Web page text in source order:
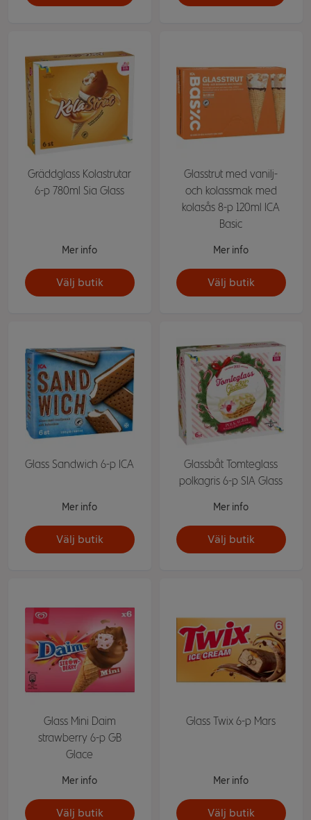
Gräddglass Kolastrutar
6-p 780ml Sia Glass
Mer info
Välj butik
Glasstrut med vanilj-
och kolassmak med
kolasås 8-p 120ml ICA
Basic
Mer info
Välj butik
Glass Sandwich 6-p ICA
Mer info
Välj butik
Glassbåt Tomteglass
polkagris 6-p SIA Glass
Mer info
Välj butik
Glass Mini Daim
strawberry 6-p GB
Glace
Mer info
Välj butik
Glass Twix 6-p Mars
Mer info
Välj butik